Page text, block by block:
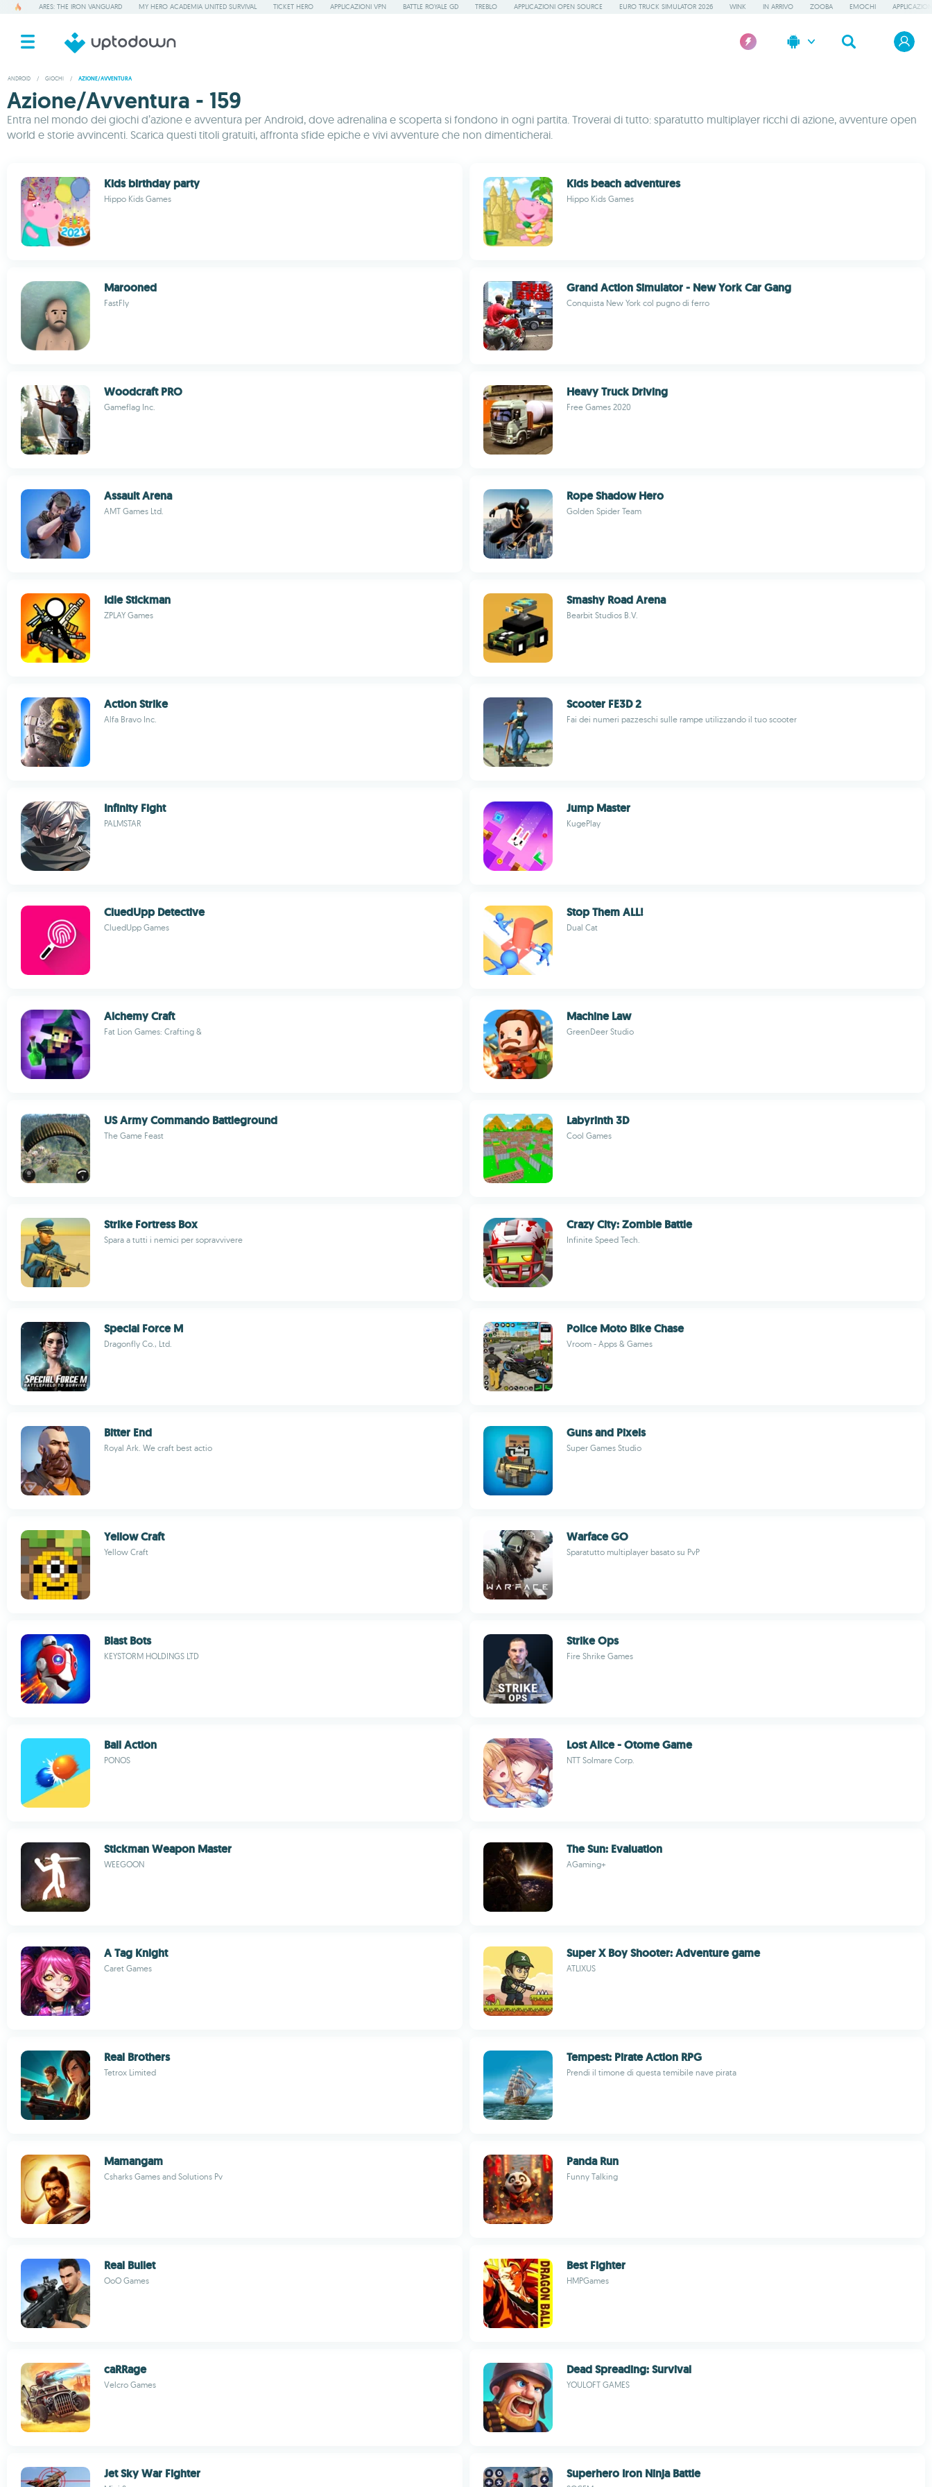
ARES: THE IRON VANGUARD MY HERO ACADEMIA UNITED SURVIVAL TICKET HERO APPLICAZIONI VPN BATTLE ROYALE GD TREBLO APPLICAZIONI OPEN SOURCE EURO TRUCK SIMULATOR 2026 WINK IN ARRIVO ZOOBA EMOCHI
ANDROID / GIOCHI / AZIONE/AVVENTURA
Azione/Avventura - 159
Entra nel mondo dei giochi d’azione e avventura per Android, dove adrenalina e scoperta si fondono in ogni partita. Troverai di tutto: sparatutto multiplayer ricchi di azione, avventure open
world e storie avvincenti. Scarica questi titoli gratuiti, affronta sfide epiche e vivi avventure che non dimenticherai.
Kids birthday party
Hippo Kids Games
Kids beach adventures
Hippo Kids Games
Marooned
FastFly
Grand Action Simulator - New York Car Gang
Conquista New York col pugno di ferro
Woodcraft PRO
Gameflag Inc.
Heavy Truck Driving
Free Games 2020
Assault Arena
AMT Games Ltd.
Rope Shadow Hero
Golden Spider Team
Idle Stickman
ZPLAY Games
Smashy Road Arena
Bearbit Studios B.V.
Action Strike
Alfa Bravo Inc.
Scooter FE3D 2
Fai dei numeri pazzeschi sulle rampe utilizzando il tuo scooter
Infinity Fight
PALMSTAR
Jump Master
KugePlay
CluedUpp Detective
CluedUpp Games
Stop Them ALL!
Dual Cat
Alchemy Craft
Fat Lion Games: Crafting &
Machine Law
GreenDeer Studio
US Army Commando Battleground
The Game Feast
Labyrinth 3D
Cool Games
Strike Fortress Box
Spara a tutti i nemici per sopravvivere
Crazy City: Zombie Battle
Infinite Speed Tech.
Special Force M
Dragonfly Co., Ltd.
Police Moto Bike Chase
Vroom - Apps & Games
Bitter End
Royal Ark. We craft best actio
Guns and Pixels
Super Games Studio
Yellow Craft
Yellow Craft
Warface GO
Sparatutto multiplayer basato su PvP
Blast Bots
KEYSTORM HOLDINGS LTD
Strike Ops
Fire Shrike Games
Ball Action
PONOS
Lost Alice - Otome Game
NTT Solmare Corp.
Stickman Weapon Master
WEEGOON
The Sun: Evaluation
AGaming+
A Tag Knight
Caret Games ATLIXUS
Real Brothers
Tetrox Limited
Tempest: Pirate Action RPG
Prendi il timone di questa temibile nave pirata
Mamangam
Csharks Games and Solutions Pv
Panda Run
Funny Talking
Real Bullet
OoO Games
Best Fighter
HMPGames
caRRage
Velcro Games
Dead Spreading: Survival
YOULOFT GAMES
Jet Sky War Fighter Superhero Iron Ninja Battle